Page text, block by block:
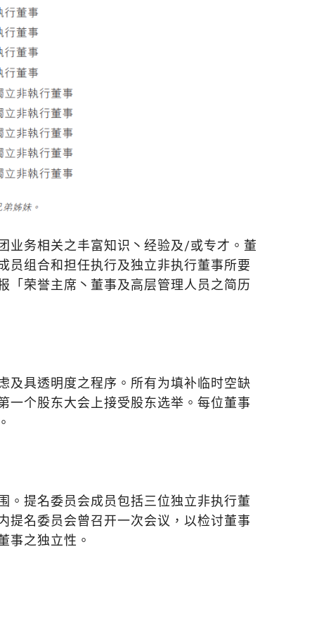
业务相关之丰富知识丶经验及/或专才。董
员组合和担任执行及独立非执行董事所要
「荣誉主席丶董事及高层管理人员之简历
及具透明度之程序。所有为填补临时空缺
一个股东大会上接受股东选举。每位董事
。提名委员会成员包括三位独立非执行董
提名委员会曾召开一次会议，以检讨董事
事之独立性。